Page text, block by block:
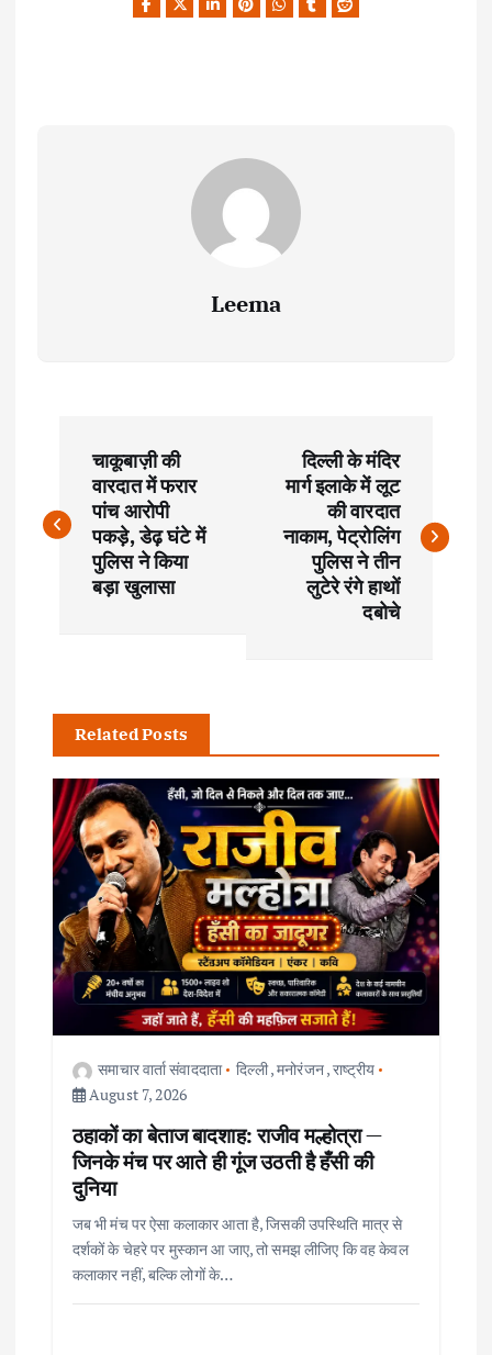
Leema
o
s
a
v
g
a
t
चाकूबाज़ी की
वारदात में फरार
पांच आरोपी
पकड़े, डेढ़ घंटे में
पुलिस ने किया
बड़ा खुलासा
दिल्ली के मंदिर
मार्ग इलाके में लूट
की वारदात
नाकाम, पेट्रोलिंग
पुलिस ने तीन
लुटेरे रंगे हाथों
दबोचे
Related Posts
समाचार वार्ता संवाददाता दिल्ली,मनोरंजन,राष्ट्रीय
August 7, 2026
ठहाकों का बेताज बादशाह: राजीव मल्होत्रा —
जिनके मंच पर आते ही गूंज उठती है हँसी की
दुनिया
जब भी मंच पर ऐसा कलाकार आता है, जिसकी उपस्थिति मात्र से
दर्शकों के चेहरे पर मुस्कान आ जाए, तो समझ लीजिए कि वह केवल
कलाकार नहीं, बल्कि लोगों के…